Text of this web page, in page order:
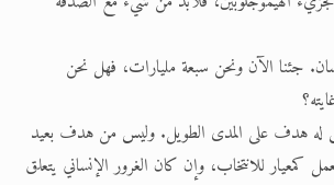
جئنا الآن ونحن سبعة مليارات، فهل نحن
له هدف على المدى الطويل. وليس من هدف بعيد
كمعيار للانتخاب، وإن كان الغرور الإنساني يتعلق